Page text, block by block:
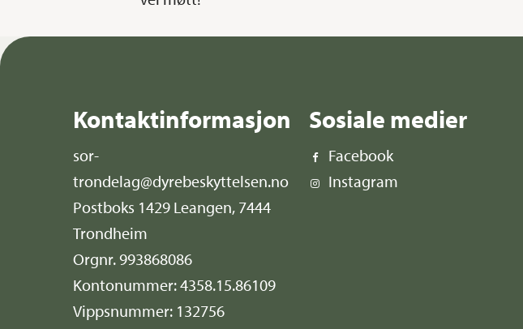
Kontaktinformasjon
sor-
trondelag@dyrebeskyttelsen.no
Postboks 1429 Leangen, 7444
Trondheim
Orgnr. 993868086
Kontonummer: 4358.15.86109
Vippsnummer: 132756
Sosiale medier
Facebook
Instagram